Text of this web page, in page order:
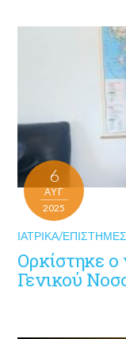
6
ΑΥΓ
2025
ΙΑΤΡΙΚΆ/ΕΠΙΣΤΉΜΕΣ
Oρκίστηκε o
Γενικού